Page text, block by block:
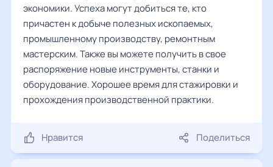
экономики. Успеха могут добиться те, кто
причастен к добыче полезных ископаемых,
промышленному производству, ремонтным
мастерским. Также вы можете получить в свое
распоряжение новые инструменты, станки и
оборудование. Хорошее время для стажировки и
прохождения производственной практики.
Нравится Поделиться